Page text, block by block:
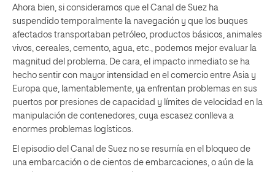
Ahora bien, si consideramos que el Canal de Suez ha
suspendido temporalmente la navegación y que los buques
afectados transportaban petróleo, productos básicos, animales
vivos, cereales, cemento, agua, etc., podemos mejor evaluar la
magnitud del problema. De cara, el impacto inmediato se ha
hecho sentir con mayor intensidad en el comercio entre Asia y
Europa que, lamentablemente, ya enfrentan problemas en sus
puertos por presiones de capacidad y límites de velocidad en la
manipulación de contenedores, cuya escasez conlleva a
enormes problemas logísticos.
El episodio del Canal de Suez no se resumía en el bloqueo de
una embarcación o de cientos de embarcaciones, o aún de la